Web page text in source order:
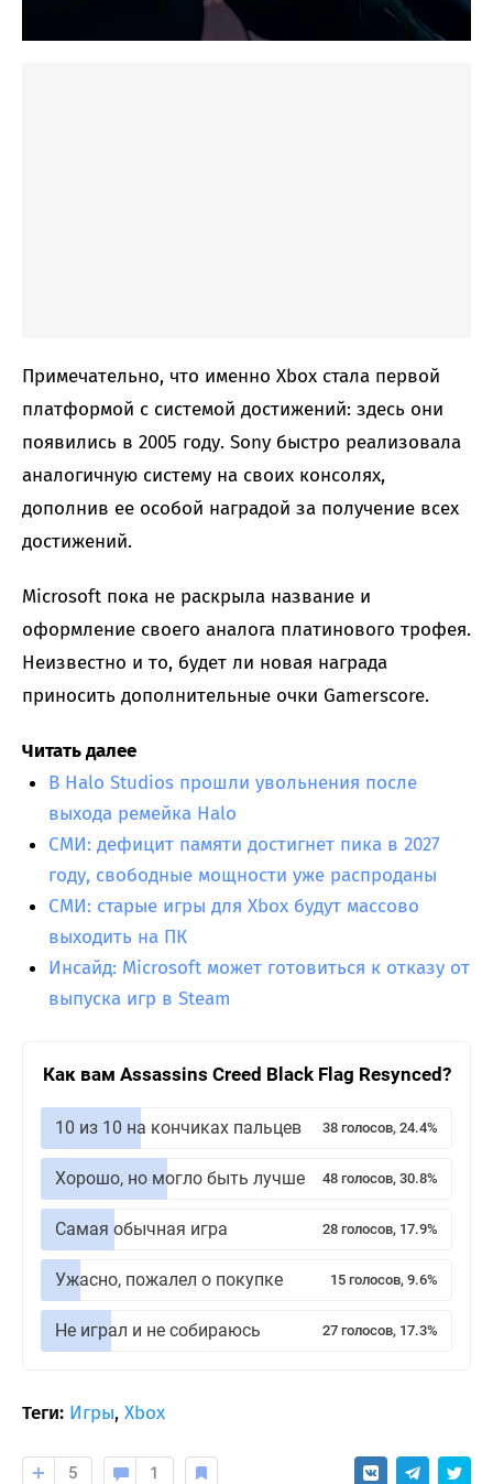
Примечательно, что именно Xbox стала первой
платформой с системой достижений: здесь они
появились в 2005 году. Sony быстро реализовала
аналогичную систему на своих консолях,
дополнив ее особой наградой за получение всех
достижений.
Microsoft пока не раскрыла название и
оформление своего аналога платинового трофея.
Неизвестно и то, будет ли новая награда
приносить дополнительные очки Gamerscore.
Читать далее
В Halo Studios прошли увольнения после
выхода ремейка Halo
СМИ: дефицит памяти достигнет пика в 2027
году, свободные мощности уже распроданы
СМИ: старые игры для Xbox будут массово
выходить на ПК
Инсайд: Microsoft может готовиться к отказу от
выпуска игр в Steam
Как вам Assassins Creed Black Flag Resynced?
10 из 10 на кончиках пальцев 38 голосов, 24.4%
Хорошо, но могло быть лучше 48 голосов, 30.8%
Самая обычная игра 28 голосов, 17.9%
Ужасно, пожалел о покупке 15 голосов, 9.6%
Не играл и не собираюсь 27 голосов, 17.3%
Теги: Игры, Xbox
5 1